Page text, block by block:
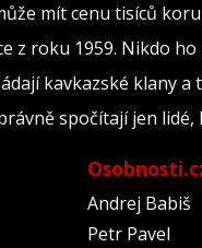
mít cenu tisíců
z roku 1959. Nikdo
kavkazské klany a
spočítají jen
Andrej Babiš
Petr Pavel